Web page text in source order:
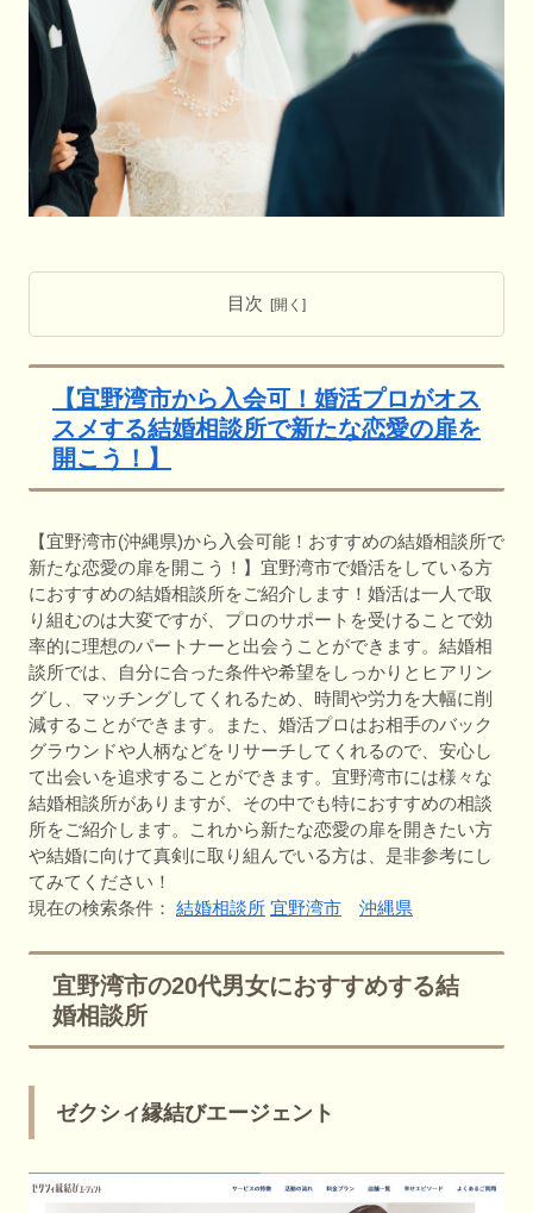
目次
【宜野湾市から入会可！婚活プロがオス
スメする結婚相談所で新たな恋愛の扉を
開こう！】
【宜野湾市(沖縄県)から入会可能！おすすめの結婚相談所で
新たな恋愛の扉を開こう！】宜野湾市で婚活をしている方
におすすめの結婚相談所をご紹介します！婚活は一人で取
り組むのは大変ですが、プロのサポートを受けることで効
率的に理想のパートナーと出会うことができます。結婚相
談所では、自分に合った条件や希望をしっかりとヒアリン
グし、マッチングしてくれるため、時間や労力を大幅に削
減することができます。また、婚活プロはお相手のバック
グラウンドや人柄などをリサーチしてくれるので、安心し
て出会いを追求することができます。宜野湾市には様々な
結婚相談所がありますが、その中でも特におすすめの相談
所をご紹介します。これから新たな恋愛の扉を開きたい方
や結婚に向けて真剣に取り組んでいる方は、是非参考にし
てみてください！
現在の検索条件： 結婚相談所 宜野湾市 沖縄県
宜野湾市の20代男女におすすめする結
婚相談所
ゼクシィ縁結びエージェント